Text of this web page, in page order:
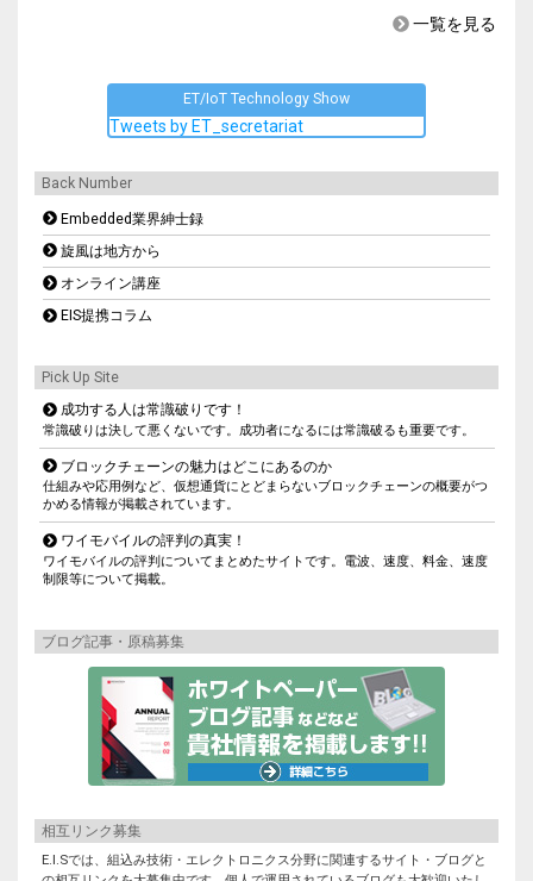
一覧を見る
ET/IoT Technology Show
Tweets by ET_secretariat
Back Number
Embedded業界紳士録
旋風は地方から
オンライン講座
EIS提携コラム
Pick Up Site
成功する人は常識破りです！
常識破りは決して悪くないです。成功者になるには常識破るも重要です。
ブロックチェーンの魅力はどこにあるのか
仕組みや応用例など、仮想通貨にとどまらないブロックチェーンの概要がつ
かめる情報が掲載されています。
ワイモバイルの評判の真実！
ワイモバイルの評判についてまとめたサイトです。電波、速度、料金、速度
制限等について掲載。
ブログ記事・原稿募集
相互リンク募集
E.I.Sでは、組込み技術・エレクトロニクス分野に関連するサイト・ブログと